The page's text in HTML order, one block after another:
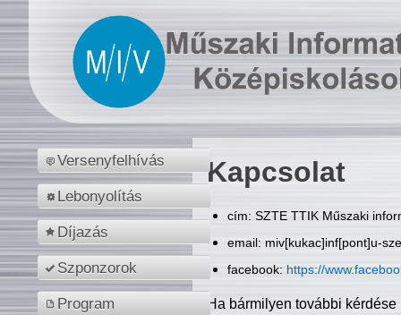
Versenyfelhívás
Lebonyolítás
Díjazás
Szponzorok
Program
Kapcsolat
cím: SZTE TTIK Műszaki
email: miv[kukac]inf[pont]u-
facebook: https://
Ha bármilyen további